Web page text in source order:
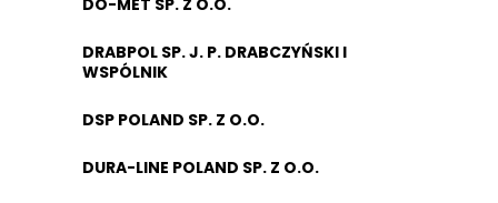
DO-MET SP. Z O.O.
DRABPOL SP. J. P. DRABCZYŃSKI I
WSPÓLNIK
DSP POLAND SP. Z O.O.
DURA-LINE POLAND SP. Z O.O.